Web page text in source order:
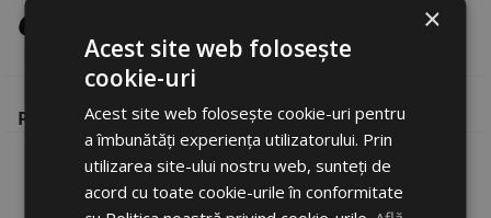
OVATION
P
PETLAS PIRELLI
PLATIN
×
Acest site web folosește
cookie-uri
Acest site web folosește cookie-uri pentru
a îmbunătăți experiența utilizatorului. Prin
utilizarea site-ului nostru web, sunteți de
acord cu toate cookie-urile în conformitate